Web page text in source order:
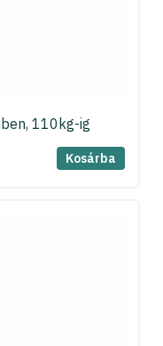
110kg-ig
Kosárba